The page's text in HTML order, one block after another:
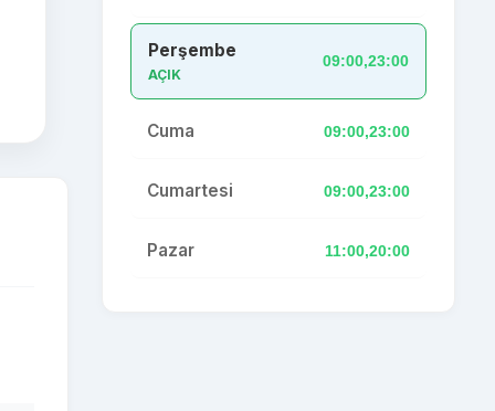
Perşembe
AÇIK
09:00,23:00
Cuma 09:00,23:00
Cumartesi 09:00,23:00
Pazar 11:00,20:00